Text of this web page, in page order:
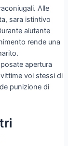
Alle
sara istintivo
aiutante
rende una
apertura
voi stessi di
punizione di